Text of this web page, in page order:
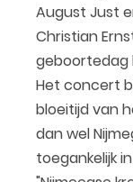
August Just
Christian
geboortedag
Het concert
bloeitijd van
dan wel
toegankelijk